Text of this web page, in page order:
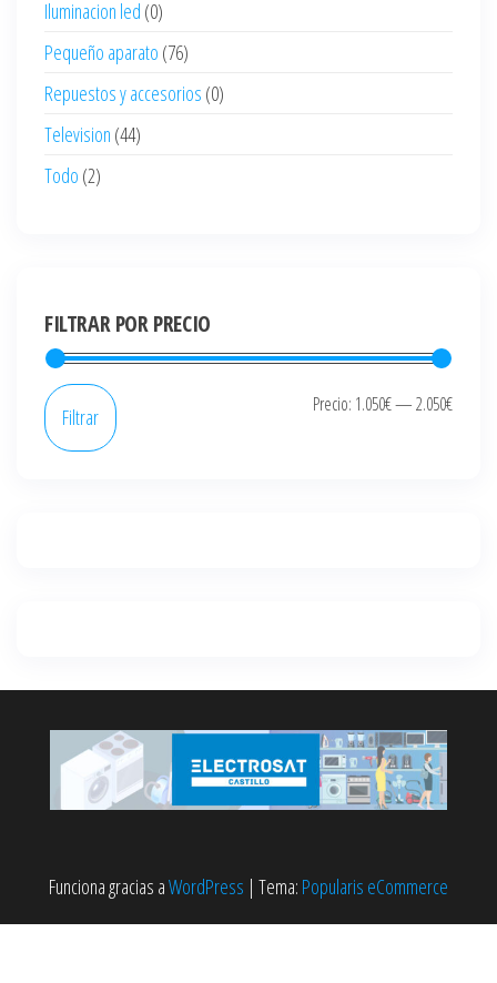
Iluminacion led (0)
Pequeño aparato (76)
Repuestos y accesorios (0)
Television (44)
Todo (2)
FILTRAR POR PRECIO
Precio
Precio
Filtrar Precio: 1.050€—2.050€
Funciona gracias aWordPress | Tema: Popularis eCommerce